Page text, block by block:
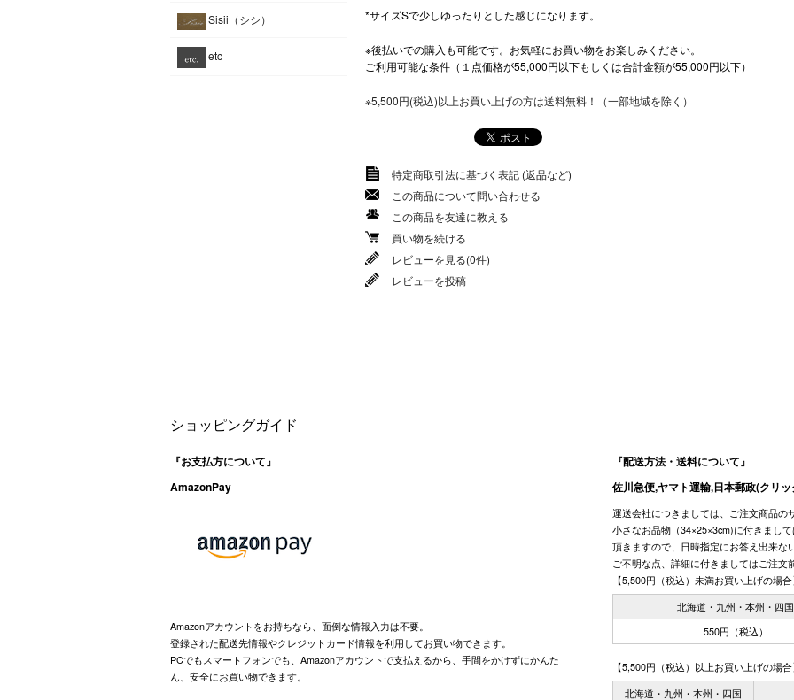
Sisii（シシ）
etc
*サイズSで少しゆったりとした感じになります。
※後払いでの購入も可能です。お気軽にお買い物をお楽しみください。
ご利用可能な条件（１点価格が55,000円以下もしくは合計金額が55,000円以下）
※5,500円(税込)以上お買い上げの方は送料無料！（一部地域を除く）
特定商取引法に基づく表記 (返品など)
この商品について問い合わせる
この商品を友達に教える
買い物を続ける
レビューを見る(0件)
レビューを投稿
ショッピングガイド
『お支払方について』
AmazonPay
Amazonアカウントをお持ちなら、面倒な情報入力は不要。
登録された配送先情報やクレジットカード情報を利用してお買い物できます。
PCでもスマートフォンでも、Amazonアカウントで支払えるから、手間をかけずにかんた
ん、安全にお買い物できます。
『配送方法・送料について』
佐川急便,ヤマト運輸,日本郵政(クリ
運送会社につきましては、ご注文商品
小さなお品物（34×25×3cm)に付きまし
頂きますので、日時指定にお答え出来
ご不明な点、詳細に付きましてはご注文
【5,500円（税込）未満お買い上げの場
北海道・九州・本州・四国
550円（税込）
【5,500円（税込）以上お買い上げの場
北海道・九州・本州・四国